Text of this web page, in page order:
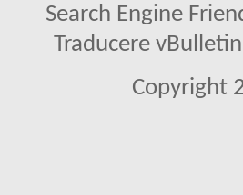
Search Engine
Traducere
Copyright